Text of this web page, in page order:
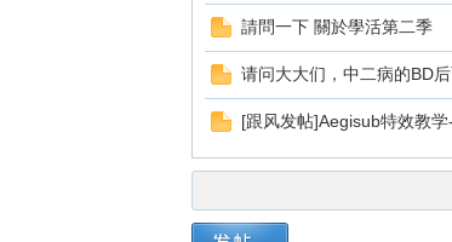
請問一下 關於學活第二季
请问大大们，中二病的BD
[跟风发帖]Aegisub特效教